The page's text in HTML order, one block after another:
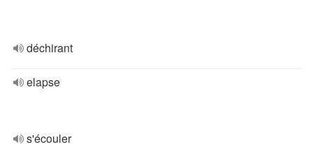
déchirant
elapse
s'écouler